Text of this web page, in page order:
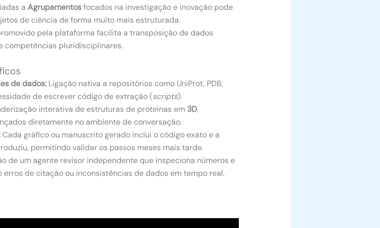
a Agrupamentosfocados na investigação e inovação pode
de ciência de forma muito mais estruturada.
pela plataforma facilita a transposição de dados
competências pluridisciplinares.
de dados:Ligação nativa a repositórios como UniProt, PDB,
de escrever código de extração (scripts).
interativa de estruturas de proteínas em 3D,
diretamente no ambiente de conversação.
Cada gráfico ou manuscrito gerado inclui o código exato e a
permitindo validar os passos meses mais tarde.
de um agente revisor independente que inspeciona números e
de citação ou inconsistências de dados em tempo real.